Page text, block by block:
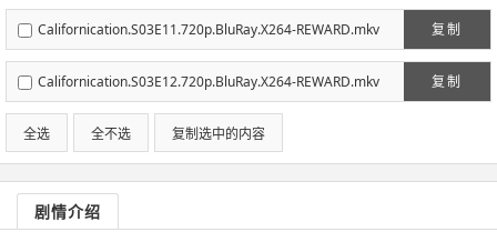
复制
Californication.S03E11.720p.BluRay.X264-REWARD.mkv
复制
Californication.S03E12.720p.BluRay.X264-REWARD.mkv
全选 全不选 复制选中的内容
剧情介绍